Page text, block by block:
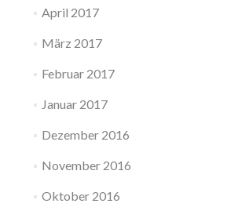
April 2017
März 2017
Februar 2017
Januar 2017
Dezember 2016
November 2016
Oktober 2016